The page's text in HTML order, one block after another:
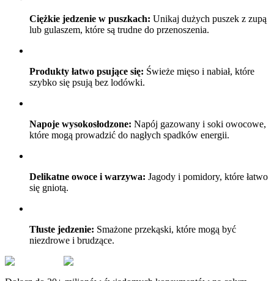
Ciężkie jedzenie w puszkach: Unikaj dużych puszek z zupą
lub gulaszem, które są trudne do przenoszenia.
Produkty łatwo psujące się: Świeże mięso i nabiał, które
szybko się psują bez lodówki.
Napoje wysokosłodzone: Napój gazowany i soki owocowe,
które mogą prowadzić do nagłych spadków energii.
Delikatne owoce i warzywa: Jagody i pomidory, które łatwo
się gniotą.
Tłuste jedzenie: Smażone przekąski, które mogą być
niezdrowe i brudzące.